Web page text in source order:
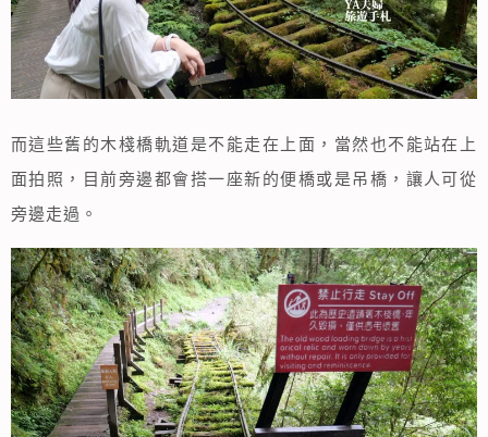
而這些舊的木棧橋軌道是不能走在上面，當然也不能站在上
面拍照，目前旁邊都會搭一座新的便橋或是吊橋，讓人可從
旁邊走過。